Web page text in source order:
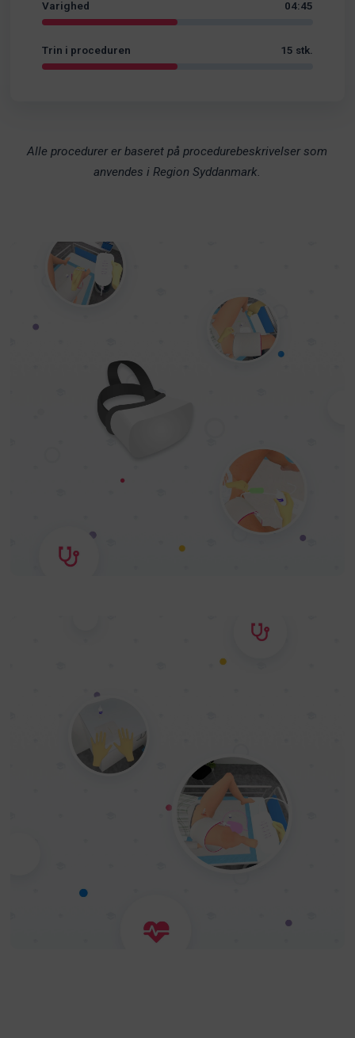
Varighed 04:45
Trin i proceduren 15 stk.
Alle procedurer er baseret på procedurebeskrivelser som
anvendes i Region Syddanmark.